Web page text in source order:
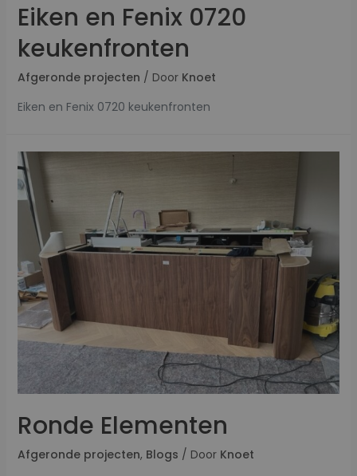
Eiken en Fenix 0720
keukenfronten
Afgeronde projecten / Door Knoet
Eiken en Fenix 0720 keukenfronten
Ronde Elementen
Afgeronde projecten, Blogs / Door Knoet